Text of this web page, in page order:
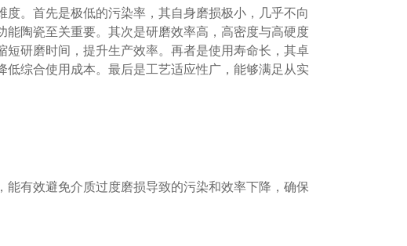
。首先是极低的污染率，其自身磨损极小，几乎不向
陶瓷至关重要。其次是研磨效率高，高密度与高硬度
研磨时间，提升生产效率。再者是使用寿命长，其卓
综合使用成本。最后是工艺适应性广，能够满足从实
有效避免介质过度磨损导致的污染和效率下降，确保